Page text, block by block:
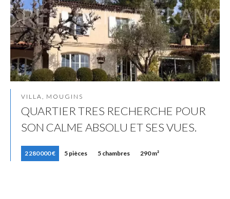
VILLA, MOUGINS
QUARTIER TRES RECHERCHE POUR
SON CALME ABSOLU ET SES VUES.
2 280 000 € 5 pièces 5 chambres 290 m²